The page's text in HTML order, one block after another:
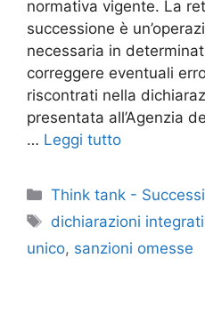
normativa vigente. La
successione è
necessaria in
correggere eventuali
riscontrati nella
presentata all’Agenzia
… Leggi tutto
Categorie
Think tank -
Tag
dichiarazioni
unico, sanzioni omesse